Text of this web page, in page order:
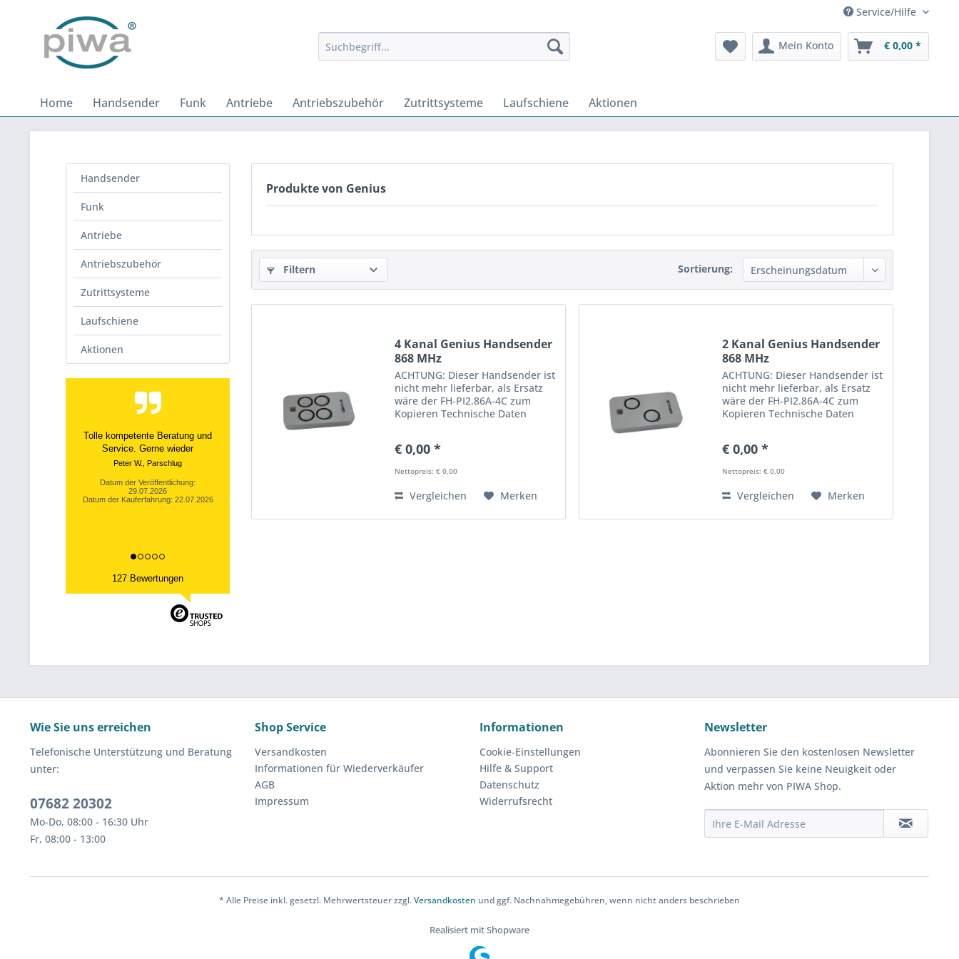
Service/Hilfe
Mein Konto € 0,00 *
Home Handsender Funk Antriebe Antriebszubehör Zutrittsysteme Laufschiene Aktionen
Handsender
Funk
Antriebe
Antriebszubehör
Zutrittsysteme
Laufschiene
Aktionen
Tolle kompetente Beratung und
Service. Gerne wieder
Peter W., Parschlug
Datum der Veröffentlichung:
29.07.2026
Datum der Kauferfahrung: 22.07.2026
127 Bewertungen
Produkte von Genius
Filtern Sortierung:
4 Kanal Genius Handsender
868 MHz
ACHTUNG: Dieser Handsender ist
nicht mehr lieferbar, als Ersatz
wäre der FH-PI2.86A-4C zum
Kopieren Technische Daten
Handsender Amigo + Casali
€ 0,00 *
Nettopreis: € 0,00
Vergleichen Merken
2 Kanal Genius Handsender
868 MHz
ACHTUNG: Dieser Handsender ist
nicht mehr lieferbar, als Ersatz
wäre der FH-PI2.86A-4C zum
Kopieren Technische Daten
Handsender Amigo + Casali
€ 0,00 *
Nettopreis: € 0,00
Vergleichen Merken
Wie Sie uns erreichen
Telefonische Unterstützung und Beratung
unter:
07682 20302
Mo-Do, 08:00 - 16:30 Uhr
Fr, 08:00 - 13:00
Shop Service
Versandkosten
Informationen für Wiederverkäufer
AGB
Impressum
Informationen
Cookie-Einstellungen
Hilfe & Support
Datenschutz
Widerrufsrecht
Newsletter
Abonnieren Sie den kostenlosen Newsletter
und verpassen Sie keine Neuigkeit oder
Aktion mehr von PIWA Shop.
* Alle Preise inkl. gesetzl. Mehrwertsteuer zzgl.Versandkosten und ggf. Nachnahmegebühren, wenn nicht anders beschrieben
Realisiert mit Shopware